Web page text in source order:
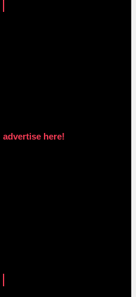
advertise here!